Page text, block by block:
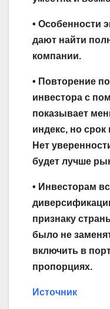
• Особенности
дают найти
компании.
• Повторение
инвестора с
показывает
индекс, но
Нет
будет лучше
• Инвесторам
признаку
было не
включить в
пропорциях.
Источник